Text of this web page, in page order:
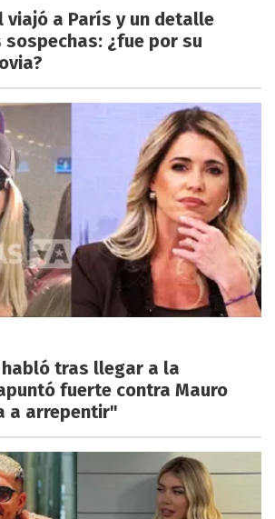
viajó a París y un detalle
sospechas: ¿fue por su
habló tras llegar a la
fuerte contra Mauro
a arrepentir"